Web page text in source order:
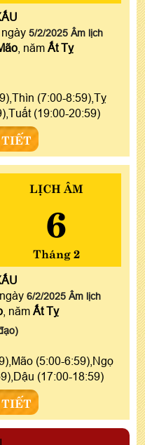
5/2/2025 Âm lịch
, năm Ất Tỵ
(7:00-8:59),Tỵ
(19:00-20:59)
LỊCH ÂM
6
Tháng 2
6/2/2025 Âm lịch
, năm Ất Tỵ
(5:00-6:59),Ngọ
(17:00-18:59)